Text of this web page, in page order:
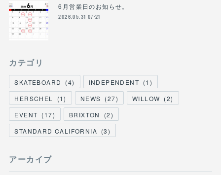
6月営業日のお知らせ。
2026.05.31 07:21
カテゴリ
SKATEBOARD (4) INDEPENDENT (1 )
HERSCHEL
(1) NEWS (27) WILLOW (2)
EVENT (17) BRIXTON (2)
STANDARD CALIFORNIA (3)
アーカイブ